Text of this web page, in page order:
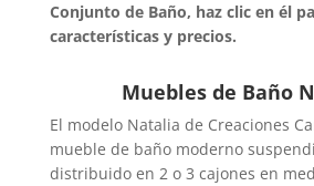
Conjunto de Baño, haz clic en él
características y precios.
Muebles de Baño
El modelo Natalia de Creaciones
mueble de baño moderno
distribuido en 2 o 3 cajones en